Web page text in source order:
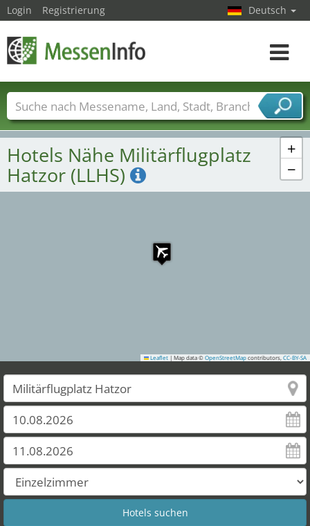
+
−
Leaflet | Map data © OpenStreetMap contributors, CC-BY-SA
Hotels Nähe Militärflugplatz
Hatzor (LLHS)
Login Registrierung Deutsch
Toggle
Messenamen Länder Städte
Branchen
Dienstleisterbranchen